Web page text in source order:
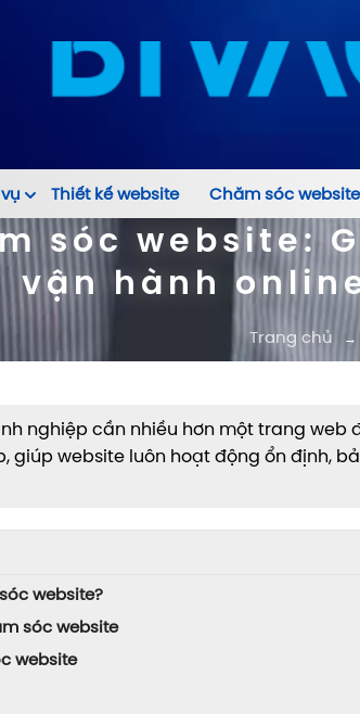
Thiết kế website Chăm sóc website
sóc website:
vận hành
Trang chủ →
nghiệp cần nhiều hơn một trang web
giúp website luôn hoạt động ổn định,
website?
sóc website
website